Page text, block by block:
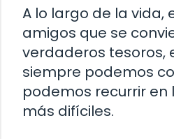
A lo largo de la vida,
amigos que se
verdaderos tesoros,
siempre podemos
podemos recurrir
más difíciles.